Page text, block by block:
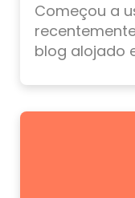
Começou a
blog alojado